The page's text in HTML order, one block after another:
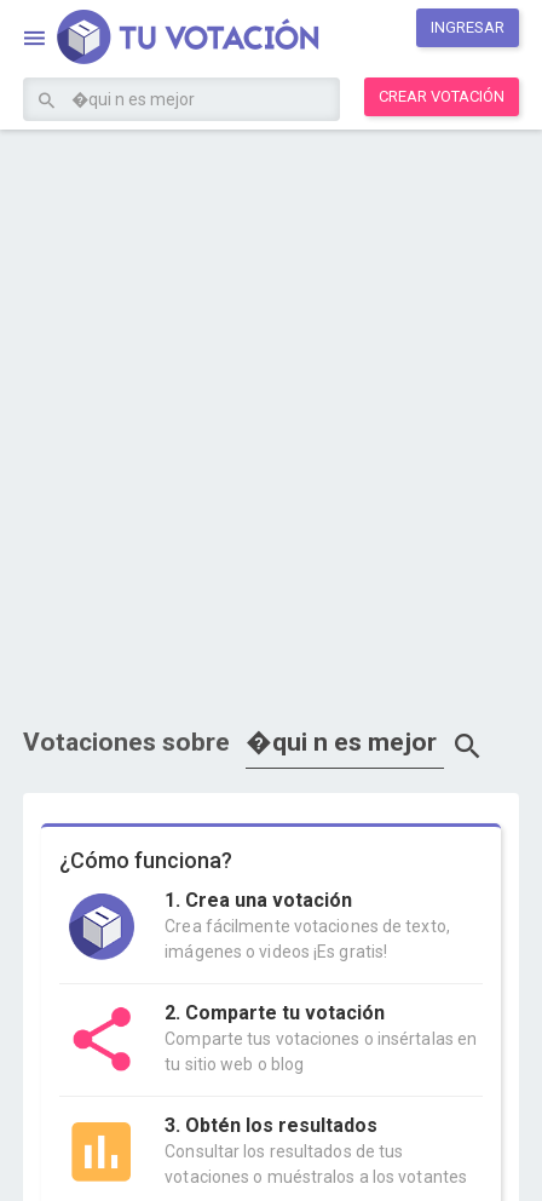
INGRESAR
CREAR VOTACIÓN
Votaciones sobre
¿Cómo funciona?
1. Crea una votación
Crea fácilmente votaciones de texto,
imágenes o videos ¡Es gratis!
2. Comparte tu votación
Comparte tus votaciones o insértalas en
tu sitio web o blog
3. Obtén los resultados
Consultar los resultados de tus
votaciones o muéstralos a los votantes